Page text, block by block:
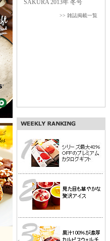
SAKURA 2013年 冬号
>> 雑誌掲載一覧